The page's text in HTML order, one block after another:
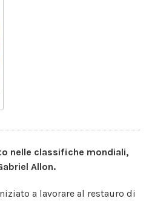
nelle classifiche mondiali,
Allon.
a lavorare al restauro di